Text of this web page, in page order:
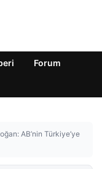
Forum
AB’nin Türkiye’ye